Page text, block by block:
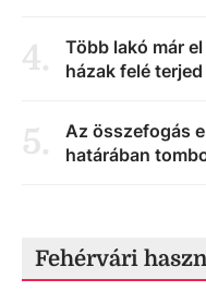
4.
Több lakó már
házak felé
5.
Az összefogás
határában
Fehérvári